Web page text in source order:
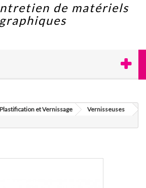
de matériels
graphiques
Plastification et Vernissage
Vernisseuses